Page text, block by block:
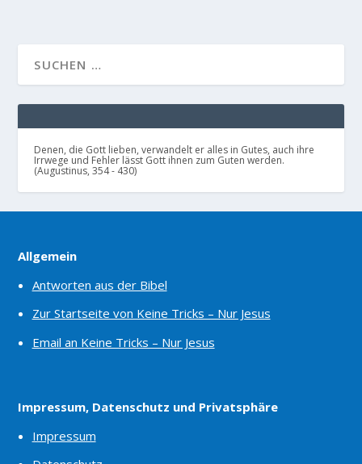
Denen, die Gott lieben, verwandelt er alles in Gutes, auch ihre
Irrwege und Fehler lässt Gott ihnen zum Guten werden.
(Augustinus, 354 - 430)
Allgemein
Antworten aus der Bibel
Zur Startseite von Keine Tricks – Nur Jesus
Email an Keine Tricks – Nur Jesus
Impressum, Datenschutz und Privatsphäre
Impressum